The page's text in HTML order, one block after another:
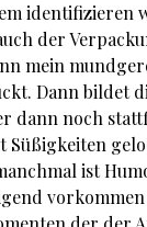
identifizieren
der
mein
Dann bildet
dann noch
Süßigkeiten
ist